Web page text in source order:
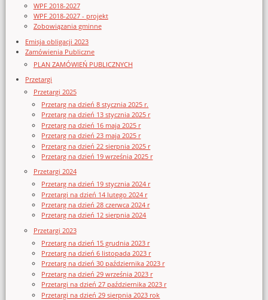
WPF 2018-2027
WPF 2018-2027 - projekt
Zobowiązania gminne
Emisja obligacji 2023
Zamówienia Publiczne
PLAN ZAMÓWIEŃ PUBLICZNYCH
Przetargi
Przetargi 2025
Przetarg na dzień 8 stycznia 2025 r.
Przetarg na dzień 13 stycznia 2025 r
Przetarg na dzień 16 maja 2025 r
Przetarg na dzień 23 maja 2025 r
Przetarg na dzień 22 sierpnia 2025 r
Przetarg na dzień 19 września 2025 r
Przetargi 2024
Przetarg na dzień 19 stycznia 2024 r
Przetargi na dzień 14 lutego 2024 r
Przetarg na dzień 28 czerwca 2024 r
Przetarg na dzień 12 sierpnia 2024
Przetargi 2023
Przetarg na dzień 15 grudnia 2023 r
Przetarg na dzień 6 listopada 2023 r
Przetarg na dzień 30 października 2023 r
Przetarg na dzień 29 września 2023 r
Przetargi na dzień 27 października 2023 r
Przetargi na dzień 29 sierpnia 2023 rok